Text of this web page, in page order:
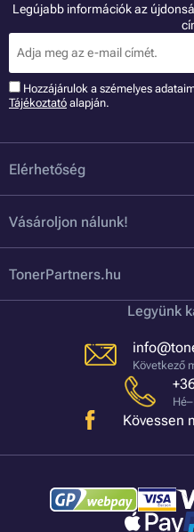
Legújabb információk az
Hozzájárulok a szémelyes
Tájékoztató alapján.
Elérhetőség
Vásároljon nálunk!
TonerPartners.hu
Legyünk
Következő
Kövessen